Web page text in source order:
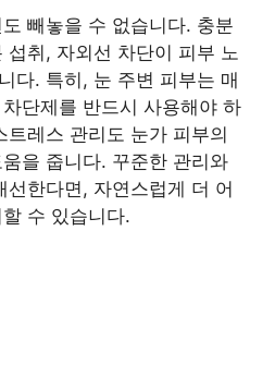
빼놓을 수 없습니다. 충분
섭취, 자외선 차단이 피부 노
다. 특히, 눈 주변 피부는 매
단제를 반드시 사용해야 하
트레스 관리도 눈가 피부의
을 줍니다. 꾸준한 관리와
선한다면, 자연스럽게 더 어
수 있습니다.